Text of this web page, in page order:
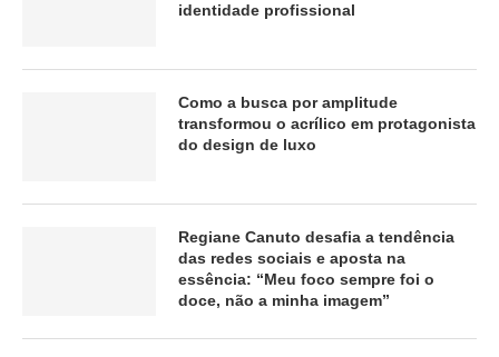
identidade profissional
Como a busca por amplitude
transformou o acrílico em protagonista
do design de luxo
Regiane Canuto desafia a tendência
das redes sociais e aposta na
essência: “Meu foco sempre foi o
doce, não a minha imagem”